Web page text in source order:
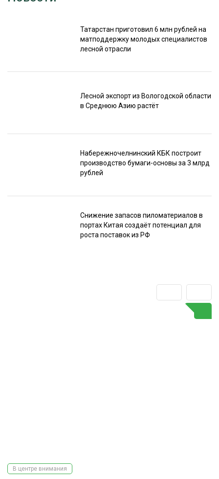
Татарстан приготовил 6 млн рублей на
матподдержку молодых специалистов
лесной отрасли
Лесной экспорт из Вологодской области
в Среднюю Азию растёт
Набережночелнинский КБК построит
производство бумаги-основы за 3 млрд
рублей
Снижение запасов пиломатериалов в
портах Китая создаёт потенциал для
роста поставок из РФ
В центре внимания